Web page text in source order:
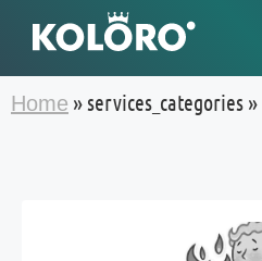
Home »services_categories »